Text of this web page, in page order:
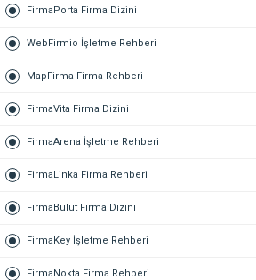
FirmaPorta Firma Dizini
WebFirmio İşletme Rehberi
MapFirma Firma Rehberi
FirmaVita Firma Dizini
FirmaArena İşletme Rehberi
FirmaLinka Firma Rehberi
FirmaBulut Firma Dizini
FirmaKey İşletme Rehberi
FirmaNokta Firma Rehberi